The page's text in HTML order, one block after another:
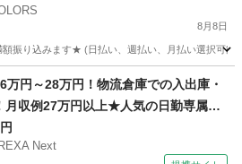
8月8日
振り込みます★ (日払い、週払い、月払い選択可
スタッフ
万円～28万円！物流倉庫での入出庫・
月収例27万円以上★人気の日勤専属＆
◎備品付きワンルーム寮完備★赴任旅
！嬉しい日払い制度あり★マイカー通
Next